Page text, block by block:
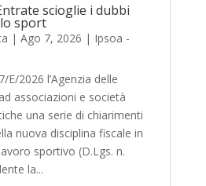
scioglie i dubbi
sport
| Ago 7, 2026 | Ipsoa -
E/2026 l’Agenzia delle
associazioni e società
una serie di chiarimenti
nuova disciplina fiscale in
sportivo (D.Lgs. n.
la...